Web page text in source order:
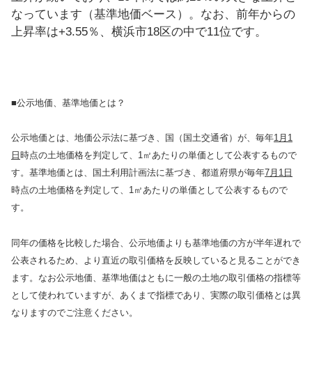
なっています（基準地価ベース）。なお、前年からの
上昇率は+3.55％、横浜市18区の中で11位です。
■公示地価、基準地価とは？
公示地価とは、地価公示法に基づき、国（国土交通省）が、毎年1月1
日 時点の土地価格を判定して、1㎡あたりの単価として公表するもので
す。基準地価とは、国土利用計画法に基づき、都道府県が毎年7月1日
時点の土地価格を判定して、1㎡あたりの単価として公表するもので
す。
同年の価格を比較した場合、公示地価よりも基準地価の方が半年遅れで
公表されるため、より直近の取引価格を反映していると見ることができ
ます。なお公示地価、基準地価はともに一般の土地の取引価格の指標等
として使われていますが、あくまで指標であり、実際の取引価格とは異
なりますのでご注意ください。